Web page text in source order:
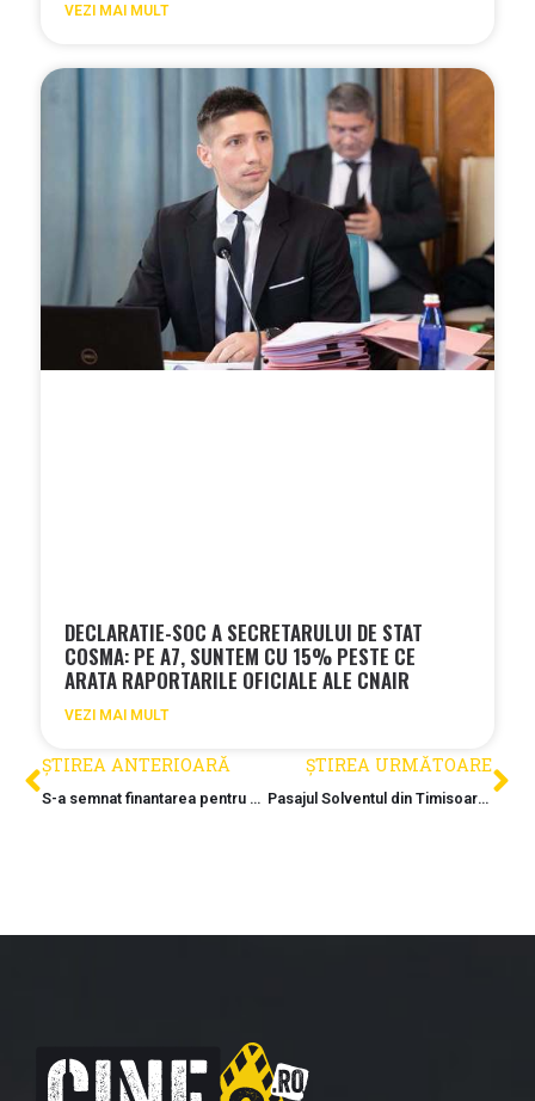
VEZI MAI MULT
DECLARATIE-SOC A SECRETARULUI DE STAT
COSMA: PE A7, SUNTEM CU 15% PESTE CE
ARATA RAPORTARILE OFICIALE ALE CNAIR
VEZI MAI MULT
ȘTIREA ANTERIOARĂ
S-a semnat finantarea pentru studiile drumului de mare viteza Drobeta – Lugoj
ȘTIREA URMĂTOARE
Pasajul Solventul din Timisoara a fost deschis circulatiei